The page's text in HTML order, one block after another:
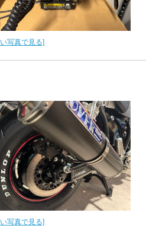
写真で見る]
写真で見る]